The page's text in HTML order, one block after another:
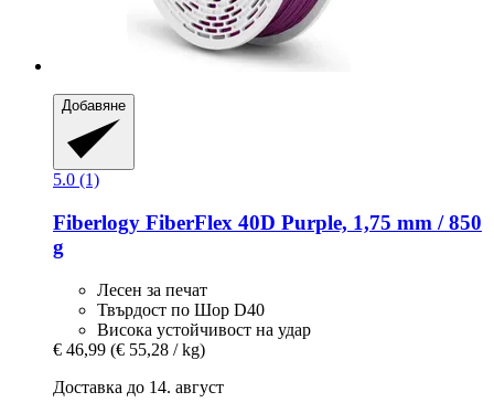
Добавяне
5.0 (1)
Fiberlogy FiberFlex 40D Purple, 1,75 mm / 850
g
Лесен за печат
Твърдост по Шор D40
Висока устойчивост на удар
€ 46,99 (€ 55,28 / kg)
Доставка до 14. август